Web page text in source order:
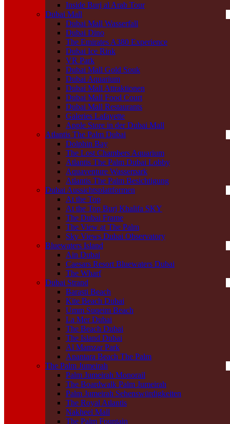
Inside Burj al Arab Tour
Dubai Mall
Dubai Mall Wasserfall
Dubai Dino
The Emirates A380 Experience
Dubai Ice Rink
VR Park
Dubai Mall Gold Souk
Dubai Aquarium
Dubai Mall Attraktionen
Dubai Mall Food Court
Dubai Mall Restaurants
Galeries Lafayette
Apple Store in der Dubai Mall
Atlantis The Palm Dubai
Dolphin Bay
The Lost Chambers Aquarium
Atlantis The Palm Dubai Lobby
Aquaventure Wasserpark
Atlantis The Palm Besichtigung
Dubai Aussichtsplattformen
At the Top
At the Top Burj Khalifa SKY
The Dubai Frame
The View at The Palm
Sky Views Dubai Observatory
Bluewaters Island
Ain Dubai
Caesars Resort Bluewaters Dubai
The Wharf
Dubai Strand
Barasti Beach
Kite Beach Dubai
Umm Suqeim Beach
La Mer Dubai
The Beach Dubai
The Island Dubai
Al Mamzar Park
Anantara Beach The Palm
The Palm Jumeirah
Palm Jumeirah Monorail
The Boardwalk Palm Jumeirah
Palm Jumeirah Sehenswürdigkeiten
The Royal Atlantis
Nakheel Mall
The Palm Fountain